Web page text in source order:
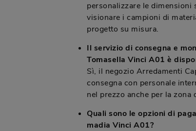
personalizzare le dimensioni
visionare i campioni di
progetto su misura.
Il servizio di consegna e
Tomasella Vinci A01 è
Sì, il negozio Arredamenti
consegna con personale
nel prezzo anche per la
Quali sono le opzioni di
madia Vinci A01?